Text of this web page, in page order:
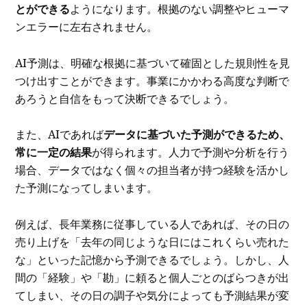
とができるようになります。根拠のない調整やヒューマ
ンエラーに左右されません。
AI予測は、明確な根拠に基づいて確固とした規則性を見
つけ出すことができます。事業にかかわる高度な判断で
あろうと自信をもって決断できるでしょう。
また、AIであればデータに基づいた予測ができるため、
常に一定の結果が得られます。人力で予測や分析を行う
場合、データではなく個々の担当者が持つ経験を活かし
た予測になってしまいます。
例えば、長年業務に従事している人であれば、その日の
売り上げを「去年の同じような日にはこれくらい売れた
な」といった記憶から予測できるでしょう。しかし、人
間の「経験」や「勘」に頼ると個人ごとのばらつきが出
てしまい、その日の調子や気分によっても予測結果が変